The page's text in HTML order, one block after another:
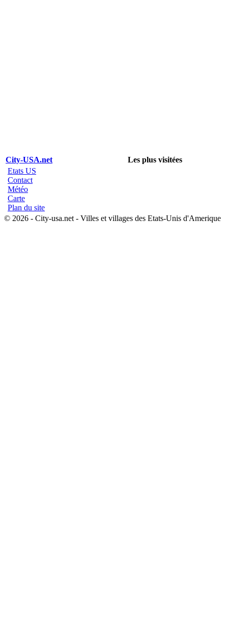
City-USA.net
Les plus visitées
Etats US
Contact
Météo
Carte
Plan du site
© 2026 - City-usa.net - Villes et villages des Etats-Unis d'Amerique